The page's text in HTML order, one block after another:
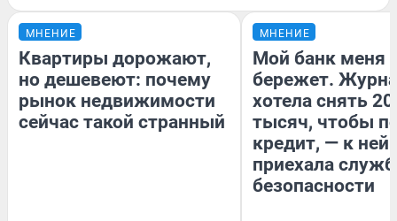
МНЕНИЕ
Квартиры дорожают,
но дешевеют: почему
рынок недвижимости
сейчас такой странный
МНЕНИЕ
Мой банк меня
бережет.
хотела снять
тысяч, чтобы
кредит, — к
приехала
безопасности